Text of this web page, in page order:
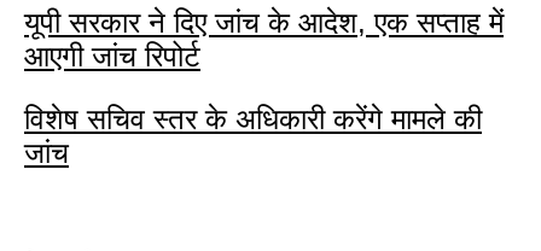
यूपी सरकार ने दिए जांच के आदेश, एक सप्ताह में
आएगी जांच रिपोर्ट
विशेष सचिव स्तर के अधिकारी करेंगे मामले की
जांच